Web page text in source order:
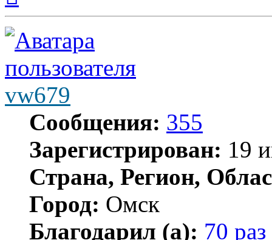
началу
vw679
Сообщения: 355
Зарегистрирован: 19
Страна, Регион,
Город: Омск
Благодарил (а): 70 раз